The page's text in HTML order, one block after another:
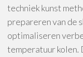
techniek kunst
prepareren van de
optimaliseren
temperatuur kolen.